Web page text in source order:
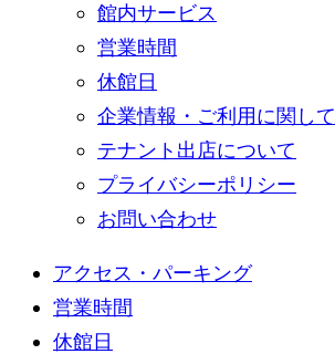
館内サービス
営業時間
休館日
企業情報・ご利用に関して
テナント出店について
プライバシーポリシー
お問い合わせ
アクセス・パーキング
営業時間
休館日